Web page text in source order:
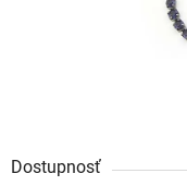
Dostupnosť